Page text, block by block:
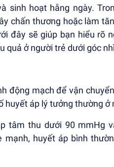
sinh hoạt hằng ngày.
chấn thương hoặc làm
đây sẽ giúp bạn hiểu rõ
quả ở người trẻ dưới góc
động mạch để vận
huyết áp lý tưởng thường
tâm thu dưới 90 mmHg
huyết áp bình